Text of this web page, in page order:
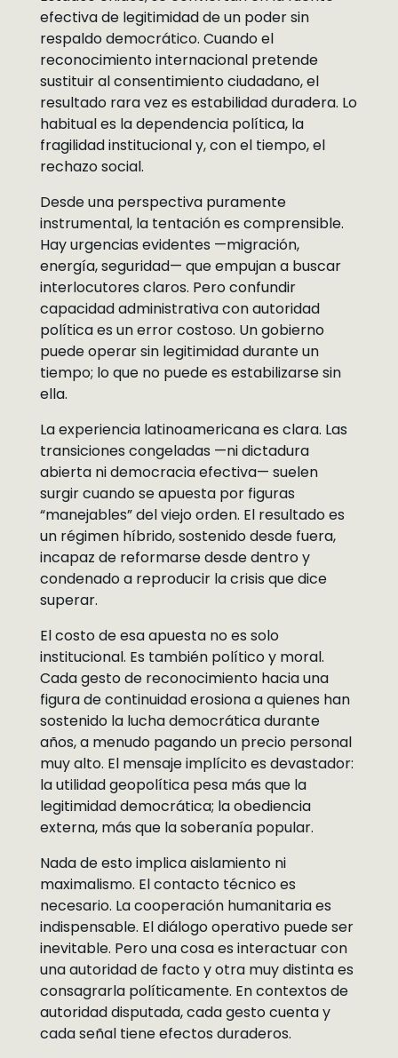
efectiva de legitimidad de un poder sin
respaldo democrático. Cuando el
reconocimiento internacional pretende
sustituir al consentimiento ciudadano, el
resultado rara vez es estabilidad duradera. Lo
habitual es la dependencia política, la
fragilidad institucional y, con el tiempo, el
rechazo social.
Desde una perspectiva puramente
instrumental, la tentación es comprensible.
Hay urgencias evidentes —migración,
energía, seguridad— que empujan a buscar
interlocutores claros. Pero confundir
capacidad administrativa con autoridad
política es un error costoso. Un gobierno
puede operar sin legitimidad durante un
tiempo; lo que no puede es estabilizarse sin
ella.
La experiencia latinoamericana es clara. Las
transiciones congeladas —ni dictadura
abierta ni democracia efectiva— suelen
surgir cuando se apuesta por figuras
“manejables” del viejo orden. El resultado es
un régimen híbrido, sostenido desde fuera,
incapaz de reformarse desde dentro y
condenado a reproducir la crisis que dice
superar.
El costo de esa apuesta no es solo
institucional. Es también político y moral.
Cada gesto de reconocimiento hacia una
figura de continuidad erosiona a quienes han
sostenido la lucha democrática durante
años, a menudo pagando un precio personal
muy alto. El mensaje implícito es devastador:
la utilidad geopolítica pesa más que la
legitimidad democrática; la obediencia
externa, más que la soberanía popular.
Nada de esto implica aislamiento ni
maximalismo. El contacto técnico es
necesario. La cooperación humanitaria es
indispensable. El diálogo operativo puede ser
inevitable. Pero una cosa es interactuar con
una autoridad de facto y otra muy distinta es
consagrarla políticamente. En contextos de
autoridad disputada, cada gesto cuenta y
cada señal tiene efectos duraderos.